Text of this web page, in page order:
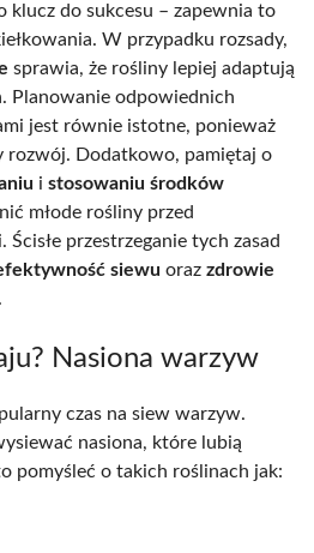
klucz do sukcesu – zapewnia to
W przypadku rozsady,
sprawia, że rośliny lepiej adaptują
Planowanie odpowiednich
jest równie istotne, ponieważ
rozwój. Dodatkowo, pamiętaj o
i stosowaniu środków
młode rośliny przed
przestrzeganie tych zasad
siewu oraz zdrowie
Nasiona warzyw
czas na siew warzyw.
nasiona, które lubią
pomyśleć o takich roślinach jak: